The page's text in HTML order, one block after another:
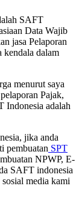
SAFT
Data Wajib
jasa Pelaporan
kendala dalam
menurut saya
Pajak,
Indonesia adalah
jika anda
pembuatan SPT
NPWP, E-
SAFT indonesia
media kami